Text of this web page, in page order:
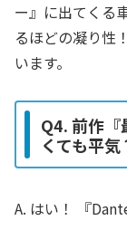
ー』に出てくる
るほどの凝り性
います。
Q4. 前作『
くても平気
A. はい！ 『